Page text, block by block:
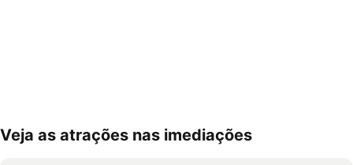
Ampliar mapa
Veja as atrações nas imediações